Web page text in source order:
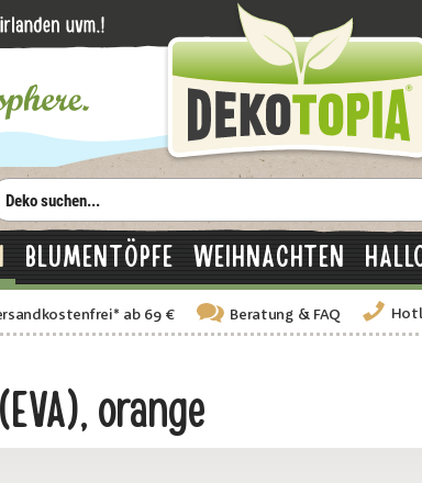
BLUMENTÖPFE WEIHNACHTEN
* ab 69 € Beratung& FAQ
orange